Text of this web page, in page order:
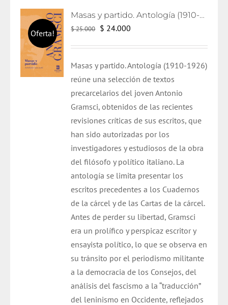
Oferta!
Masas y partido. Antología (1910-1926)
$25.000 El
era:
$ 25.000.
$ 24.000
es:
$ 24.000.
Masas y partido. Antología (1910-1926)
reúne una selección de textos
precarcelarios del joven Antonio
Gramsci, obtenidos de las recientes
revisiones críticas de sus escritos, que
han sido autorizadas por los
investigadores y estudiosos de la obra
del filósofo y político italiano. La
antología se limita presentar los
escritos precedentes a los Cuadernos
de la cárcel y de las Cartas de la cárcel.
Antes de perder su libertad, Gramsci
era un prolífico y perspicaz escritor y
ensayista político, lo que se observa en
su tránsito por el periodismo militante
a la democracia de los Consejos, del
análisis del fascismo a la “traducción”
del leninismo en Occidente, reflejados